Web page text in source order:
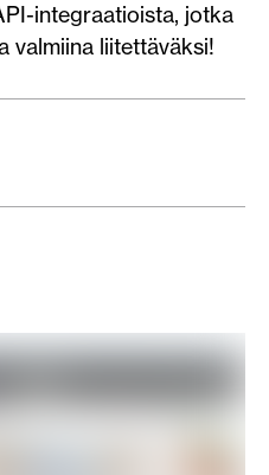
integraatioista, jotka
valmiina liitettäväksi!